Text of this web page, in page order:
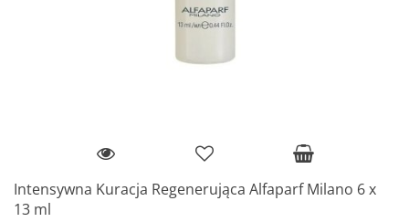
Intensywna Kuracja Regenerująca Alfaparf Milano 6 x
13 ml